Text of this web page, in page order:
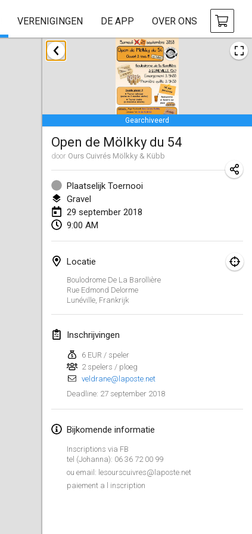
VERENIGINGEN DE APP OVER ONS
Gearchiveerd
Open de Mölkky du 54
door Ours Cuivrés Mölkky & Kübb
Plaatselijk Toernooi
Gravel
29 september 2018
9:00 AM
Locatie
Boulodrome De La Barollière
Rue Edmond Delorme
Lunéville, Frankrijk
Inschrijvingen
6 EUR / speler
2 spelers / ploeg
veldrane@laposte.net
Deadline: 27 september 2018
Bijkomende informatie
Inscriptions via FB
tel (Johanna): 06 36 72 00 99
ou email: lesourscuivres@laposte.net
paiement a l inscription
januari 2018
Open des rois de Mölkky
21 jan. 2018|Frankrijk
Individuel du Garo
21 jan. 2018|Frankrijk
Tournoi d'Hiver
27 jan. 2018|Frankrijk
27 jan. 2018
februari 2018
Lumi Mölkky
3 feb. 2018|Finland
10 feb. 2018
Faschings-Mölkky
11 feb. 2018|Duitsland
24 feb. 2018|Tsjechië
24 feb. 2018|Finland